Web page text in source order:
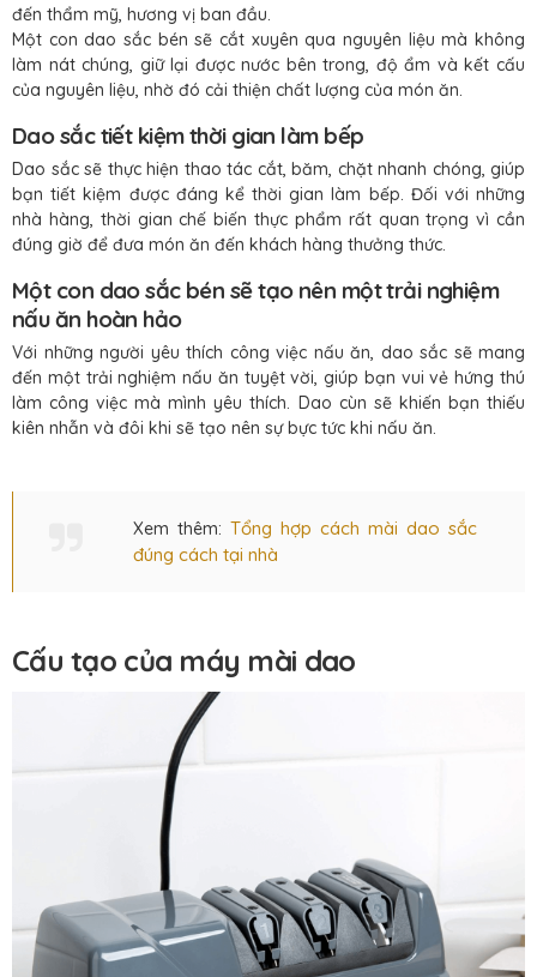
đến thẩm mỹ, hương vị ban đầu.
Một con dao sắc bén sẽ cắt xuyên qua nguyên liệu mà không
làm nát chúng, giữ lại được nước bên trong, độ ẩm và kết cấu
của nguyên liệu, nhờ đó cải thiện chất lượng của món ăn.
Dao sắc tiết kiệm thời gian làm bếp
Dao sắc sẽ thực hiện thao tác cắt, băm, chặt nhanh chóng, giúp
bạn tiết kiệm được đáng kể thời gian làm bếp. Đối với những
nhà hàng, thời gian chế biến thực phẩm rất quan trọng vì cần
đúng giờ để đưa món ăn đến khách hàng thưởng thức.
Một con dao sắc bén sẽ tạo nên một trải nghiệm
nấu ăn hoàn hảo
Với những người yêu thích công việc nấu ăn, dao sắc sẽ mang
đến một trải nghiệm nấu ăn tuyệt vời, giúp bạn vui vẻ hứng thú
làm công việc mà mình yêu thích. Dao cùn sẽ khiến bạn thiếu
kiên nhẫn và đôi khi sẽ tạo nên sự bực tức khi nấu ăn.
Xem thêm: Tổng hợp cách mài dao sắc
đúng cách tại nhà
Cấu tạo của máy mài dao